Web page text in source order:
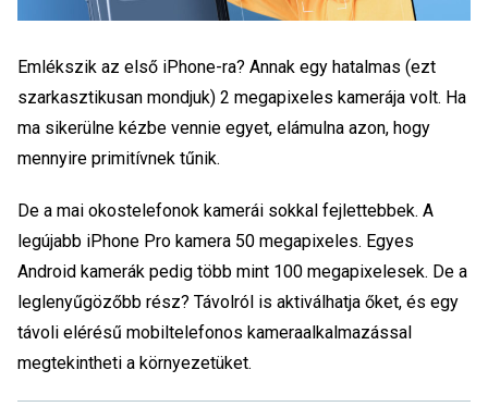
Emlékszik az első iPhone-ra? Annak egy hatalmas (ezt
szarkasztikusan mondjuk) 2 megapixeles kamerája volt. Ha
ma sikerülne kézbe vennie egyet, elámulna azon, hogy
mennyire primitívnek tűnik.
De a mai okostelefonok kamerái sokkal fejlettebbek. A
legújabb iPhone Pro kamera 50 megapixeles. Egyes
Android kamerák pedig több mint 100 megapixelesek. De a
leglenyűgözőbb rész? Távolról is aktiválhatja őket, és egy
távoli elérésű mobiltelefonos kameraalkalmazással
megtekintheti a környezetüket.